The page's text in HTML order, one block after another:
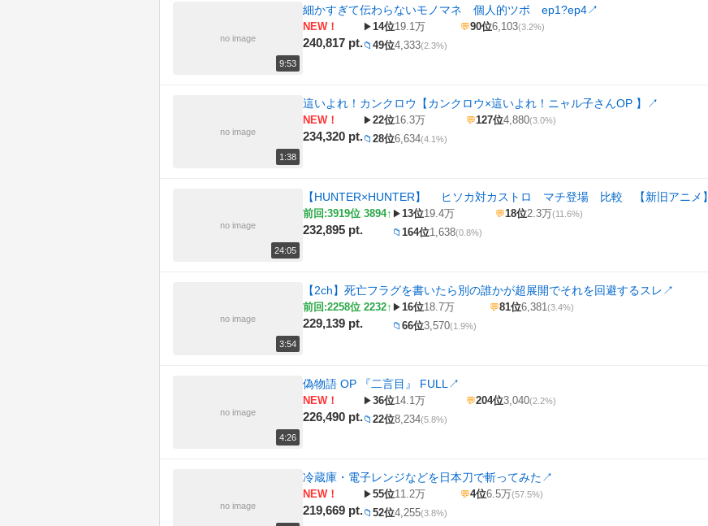
no image
9:53
細かすぎて伝わらないモノマネ 個人的ツボ ep1?ep4↗
NEW！
240,817 pt.
▶14位19.1万 💬90位6,103(3.2%)
📁 49位4,333(2.3%)
no image
1:38
這いよれ！カンクロウ【カンクロウ×這いよれ！ニャル子さんOP 】 ↗
NEW！
234,320 pt.
▶22位16.3万 💬127位4,880(3.0%)
📁 28位6,634(4.1%)
no image
24:05
【HUNTER×HUNTER】 ヒソカ対カストロ マチ登場 比較 【新旧アニメ】
前回:3919位 3894↑
232,895 pt.
▶13位19.4万 💬18位2.3万(11.6%)
📁 164位1,638(0.8%)
no image
3:54
【2ch】死亡フラグを書いたら別の誰かが超展開でそれを回避するスレ↗
前回:2258位 2232↑
229,139 pt.
▶16位18.7万 💬81位6,381(3.4%)
📁 66位3,570(1.9%)
no image
4:26
偽物語 OP 『二言目』 FULL ↗
NEW！
226,490 pt.
▶36位14.1万 💬204位3,040(2.2%)
📁 22位8,234(5.8%)
no image
冷蔵庫・電子レンジなどを日本刀で斬ってみた↗
NEW！
219,669 pt.
▶55位11.2万 💬4位6.5万(57.5%)
📁 52位4,255(3.8%)